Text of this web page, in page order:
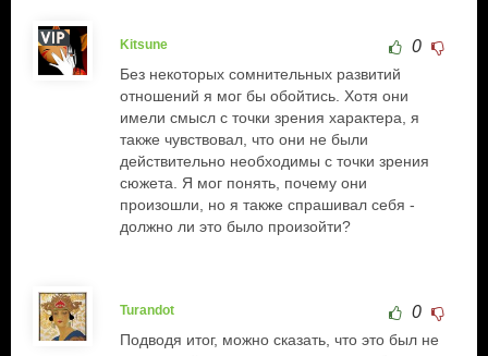
Kitsune 0
Без некоторых сомнительных развитий
отношений я мог бы обойтись. Хотя они
имели смысл с точки зрения характера, я
также чувствовал, что они не были
действительно необходимы с точки зрения
сюжета. Я мог понять, почему они
произошли, но я также спрашивал себя -
должно ли это было произойти?
Turandot 0
Подводя итог, можно сказать, что это был не